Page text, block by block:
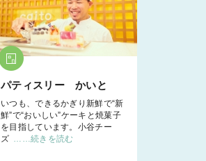
パティスリー かいと
いつも、できるかぎり新鮮で“新
鮮”で“おいしい”ケーキと焼菓子
を目指しています。小谷チー
ズ
……続きを読む